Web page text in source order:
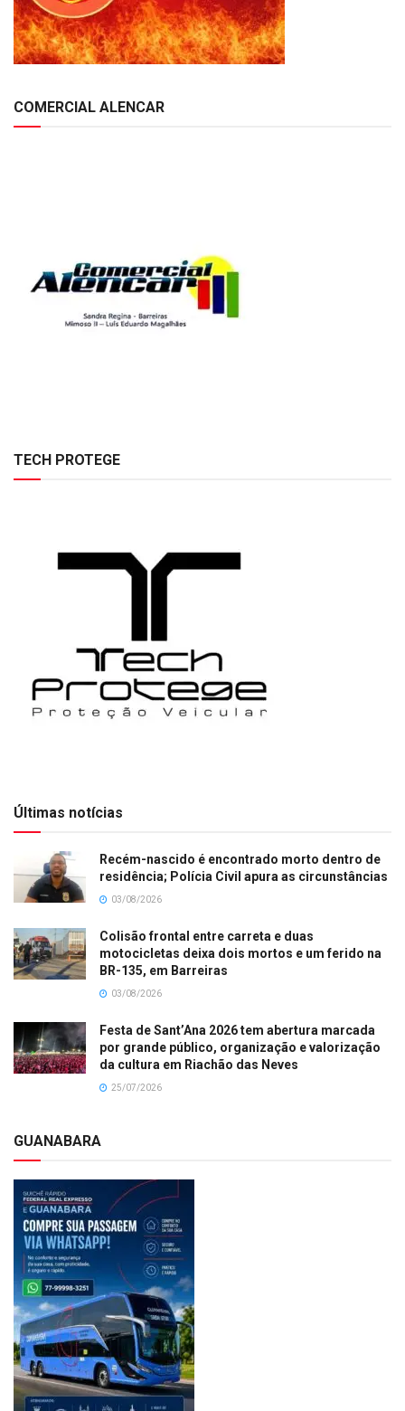
COMERCIAL ALENCAR
TECH PROTEGE
Últimas notícias
Recém-nascido é encontrado morto dentro de
residência; Polícia Civil apura as circunstâncias
03/08/2026
Colisão frontal entre carreta e duas
motocicletas deixa dois mortos e um ferido na
BR-135, em Barreiras
03/08/2026
Festa de Sant’Ana 2026 tem abertura marcada
por grande público, organização e valorização
da cultura em Riachão das Neves
25/07/2026
GUANABARA